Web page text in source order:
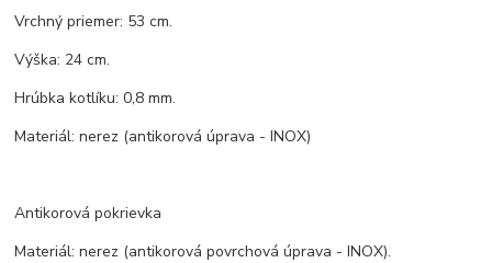
Vrchný priemer: 53 cm.
Výška: 24 cm.
Hrúbka kotlíku: 0,8 mm.
Materiál: nerez (antikorová úprava - INOX)
Antikorová pokrievka
Materiál: nerez (antikorová povrchová úprava - INOX).